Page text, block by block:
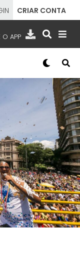
CRIAR CONTA
O APP
APP TV SBT